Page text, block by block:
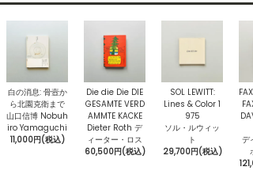
白の消息: 骨壼か
ら北園克衛まで
山口信博 Nobuh
iro Yamaguchi
11,000円(税込)
Die die Die DIE
GESAMTE VERD
AMMTE KACKE
Dieter Roth デ
ィーター・ロス
60,500円(税込)
SOL LEWITT:
Lines & Color 1
975
ソル・ルウィッ
ト
29,700円(税込)
デ